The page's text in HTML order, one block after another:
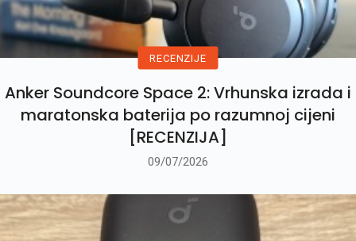
RECENZIJE
Anker Soundcore Space 2: Vrhunska izrada i
maratonska baterija po razumnoj cijeni
[RECENZIJA]
09/07/2026